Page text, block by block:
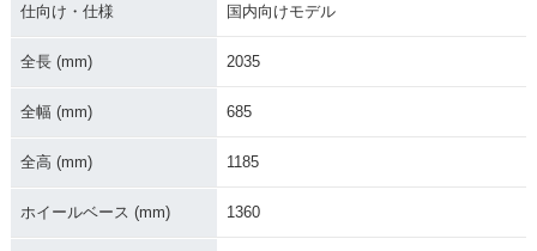
仕向け・仕様 国内向けモデル
全長 (mm) 2035
全幅 (mm) 685
全高 (mm) 1185
ホイールベース (mm) 1360